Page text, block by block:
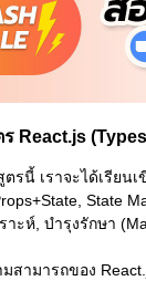
React.js
รนี้ เราจะได้เรียนเ
State
าะห์, บำรุงรักษา
สามารถของ